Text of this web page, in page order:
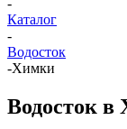
-
Каталог
-
Водосток
-Химки
Водосток в